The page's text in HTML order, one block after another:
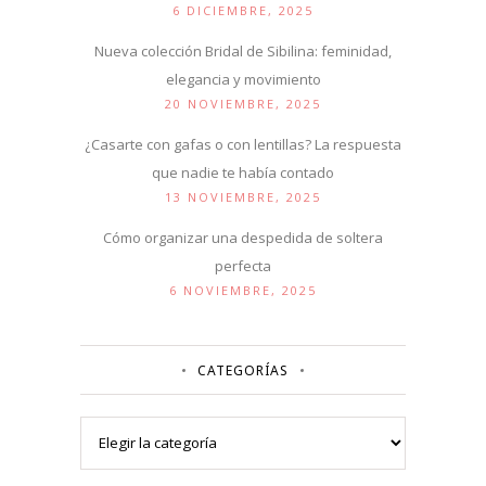
6 DICIEMBRE, 2025
Nueva colección Bridal de Sibilina: feminidad,
elegancia y movimiento
20 NOVIEMBRE, 2025
¿Casarte con gafas o con lentillas? La respuesta
que nadie te había contado
13 NOVIEMBRE, 2025
Cómo organizar una despedida de soltera
perfecta
6 NOVIEMBRE, 2025
CATEGORÍAS